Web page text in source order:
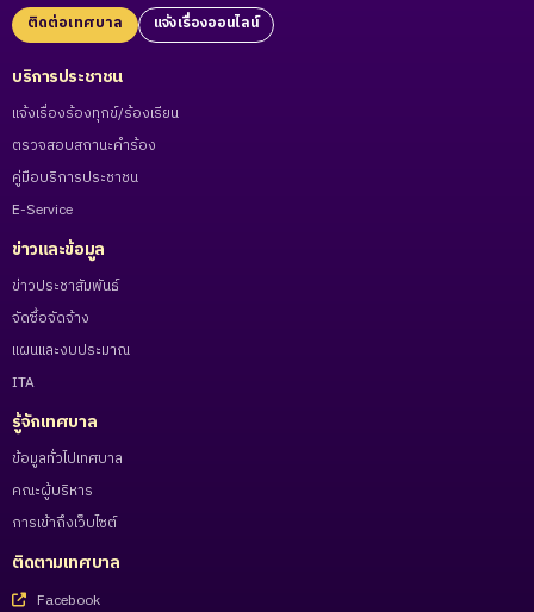
ติดต่อเทศบาล แจ้งเรื่องออนไลน์
บริการประชาชน
แจ้งเรื่องร้องทุกข์/ร้องเรียน
ตรวจสอบสถานะคำร้อง
คู่มือบริการประชาชน
E-Service
ข่าวและข้อมูล
ข่าวประชาสัมพันธ์
จัดซื้อจัดจ้าง
แผนและงบประมาณ
ITA
รู้จักเทศบาล
ข้อมูลทั่วไปเทศบาล
คณะผู้บริหาร
การเข้าถึงเว็บไซต์
ติดตามเทศบาล
Facebook